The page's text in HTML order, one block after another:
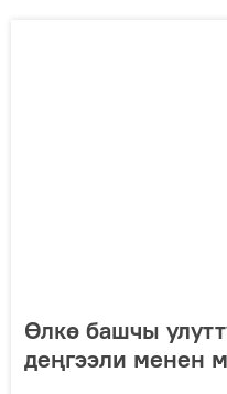
Өлкө башчы
деңгээли менен